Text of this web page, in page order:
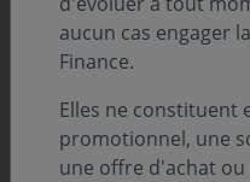
aucun cas engager
Finance.
Elles ne constituent
promotionnel, une
une offre d'achat